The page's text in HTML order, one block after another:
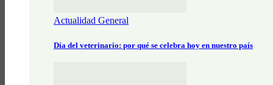
Actualidad General
Día del veterinario: por qué se celebra hoy en nuestro país